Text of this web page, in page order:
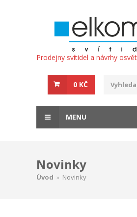
Prodejny svítidel a návrhy
0 KČ
MENU
Novinky
Úvod » Novinky